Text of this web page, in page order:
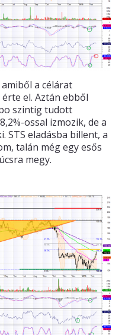
a célárat
el. Aztán ebből
szintig tudott
ossal izmozik, de a
STS eladásba billent, a
talán még egy esős
megy.